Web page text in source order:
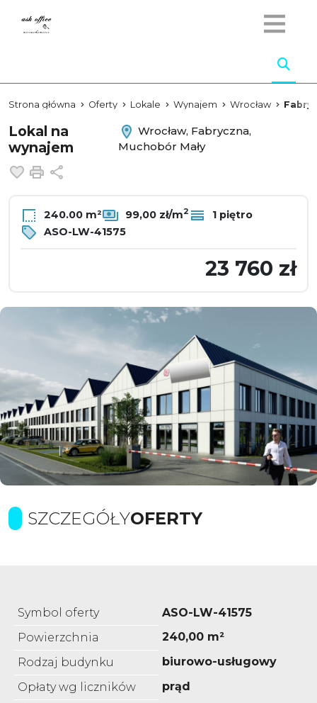
Strona główna Oferty Lokale Wynajem Wrocław
Lokal na
wynajem
Wrocław, Fabryczna,
Muchobór Mały
Dodaj do ulubionych
Drukuj
240.00 m² 99,00 zł/m2
1 piętro
ASO-LW-41575
23 760 zł
SZCZEGÓŁYOFERTY
Symbol oferty
ASO-LW-41575
Powierzchnia
240,00 m²
Rodzaj budynku
biurowo-usługowy
Opłaty wg liczników
prąd